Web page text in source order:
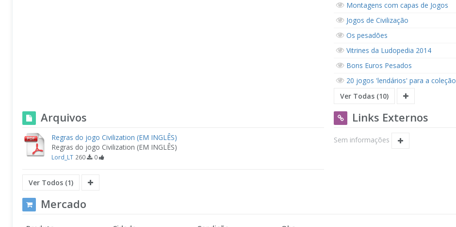
Montagens com capas de Jogos
Jogos de Civilização
Os pesadões
Vitrines da Ludopedia 2014
Bons Euros Pesados
20 jogos 'lendários' para a coleção
Ver Todas (10)
Arquivos
Regras do jogo Civilization (EM INGLÊS)
Regras do jogo Civilization (EM INGLÊS)
Lord_LT 260 0
Ver Todos (1)
Links Externos
Sem informações
Mercado